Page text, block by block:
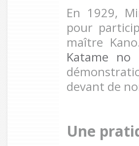
En 1929,
pour
maître
Katame no
devant de
Une